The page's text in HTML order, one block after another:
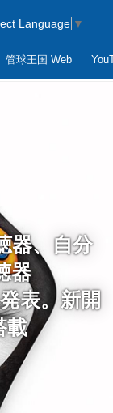
管球王国 Web
Language ▼
器、自分
器
表。新開
載